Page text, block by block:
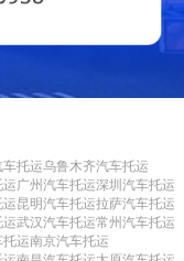
车托运乌鲁木齐汽车托运
运广州汽车托运深圳汽车托运
运昆明汽车托运拉萨汽车托运
运武汉汽车托运常州汽车托运
运南京汽车托运